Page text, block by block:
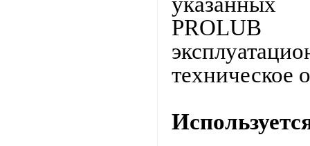
PROLUB
техническое